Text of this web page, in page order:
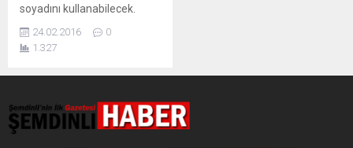
soyadını kullanabilecek.
24.02.2016
0
1.327